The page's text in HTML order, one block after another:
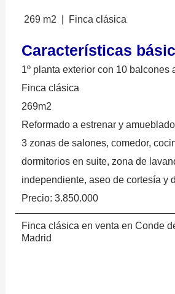
269 m2 | Finca clásica
Características
1º planta exterior con 10 balcones
Finca clásica
269m2
Reformado a estrenar y amueblado
3 zonas de salones, comedor,
dormitorios en suite, zona de
independiente, aseo de cortesía y
Precio: 3.850.000
Finca clásica en venta en Conde
Madrid